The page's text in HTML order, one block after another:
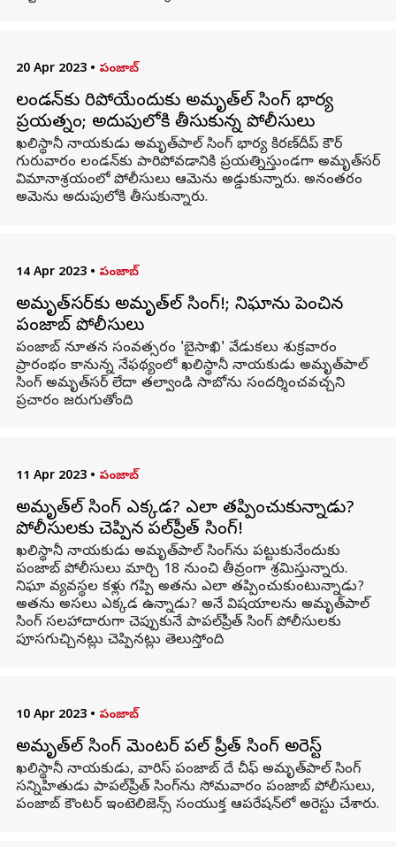
20 Apr 2023 • పంజాబ్
లండన్‌కు పారిపోయేందుకు అమృత్‌పాల్ సింగ్ భార్య
ప్రయత్నం; అదుపులోకి తీసుకున్న పోలీసులు
ఖలిస్థానీ నాయకుడు అమృత్‌పాల్ సింగ్ భార్య కిరణ్‌దీప్ కౌర్
గురువారం లండన్‌కు పారిపోవడానికి ప్రయత్నిస్తుండగా అమృత్‌సర్
విమానాశ్రయంలో పోలీసులు ఆమెను అడ్డుకున్నారు. అనంతరం
అమెను అదుపులోకి తీసుకున్నారు.
14 Apr 2023 • పంజాబ్
అమృత్‌సర్‌కు అమృత్‌పాల్ సింగ్!; నిఘాను పెంచిన
పంజాబ్ పోలీసులు
పంజాబ్‌ నూతన సంవత్సరం 'బైసాఖి' వేడుకలు శుక్రవారం
ప్రారంభం కానున్న నేఫథ్యంలో ఖలిస్థానీ నాయకుడు అమృత్‌పాల్‌
సింగ్‌‌ అమృత్‌సర్ లేదా తల్వాండి సాబోను సందర్శించవచ్చని
ప్రచారం జరుగుతోంది.
11 Apr 2023 • పంజాబ్
అమృత్‌పాల్ సింగ్ ఎక్కడ? ఎలా తప్పించుకున్నాడు?
పోలీసులకు చెప్పిన పాపల్‌ప్రీత్ సింగ్!
ఖలిస్థానీ నాయకుడు అమృత్‌పాల్ సింగ్‌ను పట్టుకునేందుకు
పంజాబ్ పోలీసులు మార్చి 18 నుంచి తీవ్రంగా శ్రమిస్తున్నారు.
నిఘా వ్యవస్థల కళ్లు గప్పి అతను ఎలా తప్పించుకుంటున్నాడు?
అతను అసలు ఎక్కడ ఉన్నాడు? అనే విషయాలను అమృత్‌పాల్
సింగ్‌ సలహాదారుగా చెప్పుకునే పాపల్‌ప్రీత్ సింగ్‌‌ పోలీసులకు
పూసగుచ్చినట్లు చెప్పినట్లు తెలుస్తోంది.
10 Apr 2023 • పంజాబ్
అమృత్‌పాల్ సింగ్ మెంటర్ పాపల్ ప్రీత్ సింగ్ అరెస్ట్
ఖలిస్థానీ నాయకుడు, వారిస్ పంజాబ్ దే చీఫ్ అమృత్‌పాల్ సింగ్
సన్నిహితుడు పాపల్‌ప్రీత్ సింగ్‌ను సోమవారం పంజాబ్ పోలీసులు,
పంజాబ్ కౌంటర్ ఇంటెలిజెన్స్ సంయుక్త ఆపరేషన్‌లో అరెస్టు చేశారు.